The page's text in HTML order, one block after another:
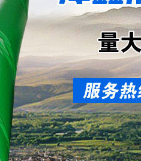
消防移动水池